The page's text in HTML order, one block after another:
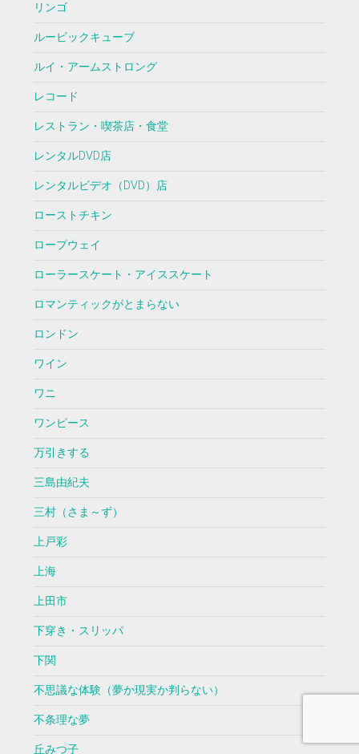
リンゴ
ルービックキューブ
ルイ・アームストロング
レコード
レストラン・喫茶店・食堂
レンタルDVD店
レンタルビデオ（DVD）店
ローストチキン
ロープウェイ
ローラースケート・アイススケート
ロマンティックがとまらない
ロンドン
ワイン
ワニ
ワンピース
万引きする
三島由紀夫
三村（さま～ず）
上戸彩
上海
上田市
下穿き・スリッパ
下関
不思議な体験（夢か現実か判らない）
不条理な夢
丘みつ子